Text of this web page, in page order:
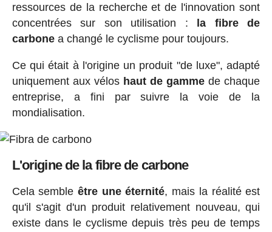
ressources de la recherche et de l'innovation sont
concentrées sur son utilisation : la fibre de
carbonea changé le cyclisme pour toujours.
Ce qui était à l'origine un produit "de luxe", adapté
uniquement aux vélos haut de gamme de chaque
entreprise, a fini par suivre la voie de la
mondialisation.
L'origine de la fibre de carbone
Cela sembleêtre une éternité, mais la réalité est
qu'il s'agit d'un produit relativement nouveau, qui
existe dans le cyclisme depuis très peu de temps